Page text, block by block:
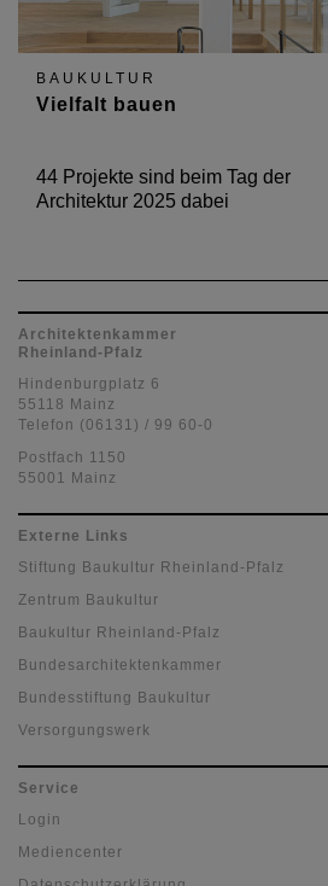
BAUKULTUR
Vielfalt bauen
44 Projekte sind beim Tag der
Architektur 2025 dabei
Architektenkammer
Rheinland-Pfalz
Hindenburgplatz 6
55118 Mainz
Telefon (06131) / 99 60-0
Postfach 1150
55001 Mainz
Externe Links
Stiftung Baukultur Rheinland-Pfalz
Zentrum Baukultur
Baukultur Rheinland-Pfalz
Bundesarchitektenkammer
Bundesstiftung Baukultur
Versorgungswerk
Service
Login
Mediencenter